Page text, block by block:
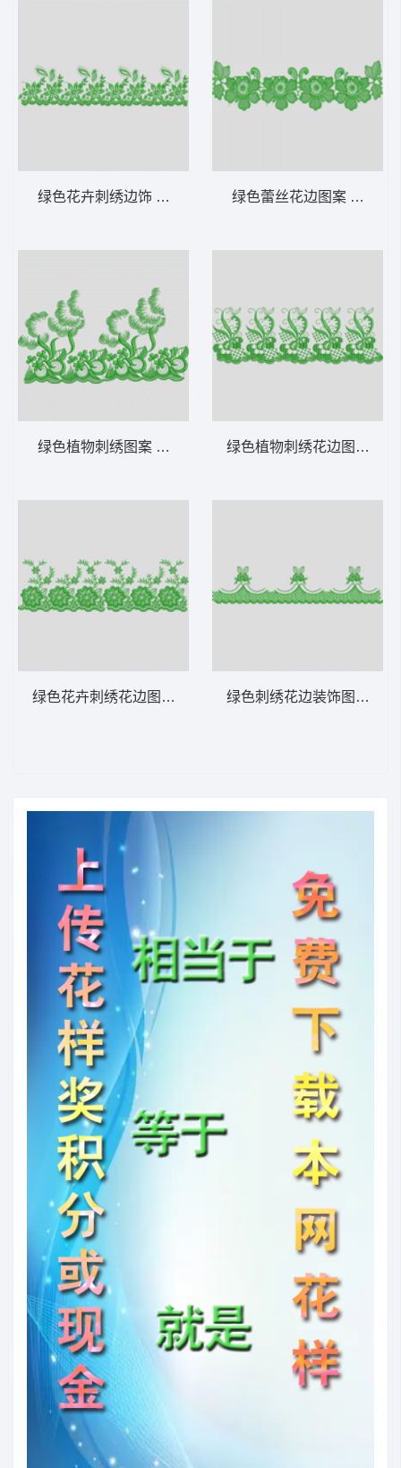
绿色花卉刺绣边饰 水溶
绿色植物刺绣图案 水溶
绿色花卉刺绣花边图案 水溶
绿色蕾丝花边图案 水溶
绿色植物刺绣花边图案 水溶
绿色刺绣花边装饰图案 水溶